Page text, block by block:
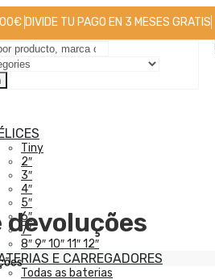
DIVIDE TU PAGO EN 3 MESES GRATIS
Tiny
2″
3″
4″
5″
6″
7″
8″ 9″ 10″ 11″ 12″
E CARREGADORES
Todas as baterias
devoluções